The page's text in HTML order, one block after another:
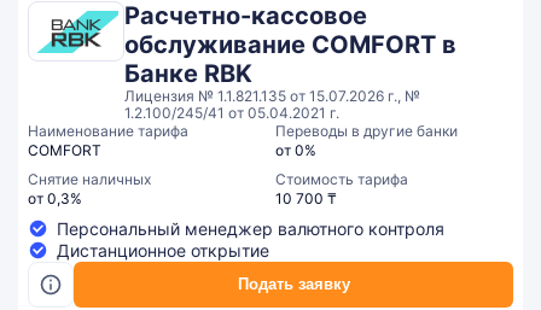
Расчетно-кассовое
обслуживание COMFORT в
Банке RBK
Лицензия № 1.1.821.135 от 15.07.2026 г., №
1.2.100/245/41 от 05.04.2021 г.
Наименование тарифа
COMFORT
Переводы в другие банки
от 0%
Снятие наличных
от 0,3%
Стоимость тарифа
10 700 ₸
Персональный менеджер валютного контроля
Дистанционное открытие
Подать заявку